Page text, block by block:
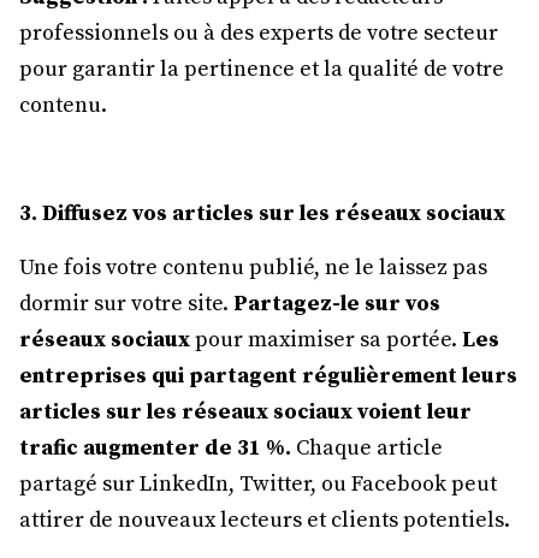
professionnels ou à des experts de votre secteur
pour garantir la pertinence et la qualité de votre
contenu.
3. Diffusez vos articles sur les réseaux sociaux
Une fois votre contenu publié, ne le laissez pas
dormir sur votre site. Partagez-le sur vos
réseaux sociauxpour maximiser sa portée. Les
entreprises qui partagent régulièrement leurs
articles sur les réseaux sociaux voient leur
trafic augmenter de 31 %. Chaque article
partagé sur LinkedIn, Twitter, ou Facebook peut
attirer de nouveaux lecteurs et clients potentiels.